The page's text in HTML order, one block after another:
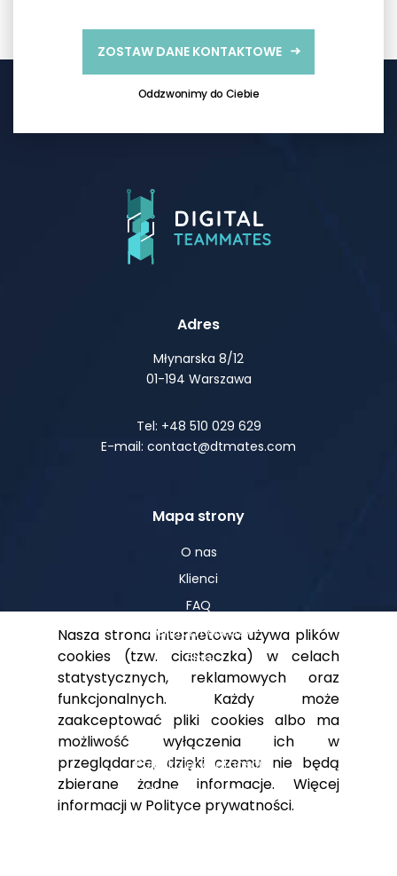
ZOSTAW DANE KONTAKTOWE
Oddzwonimy do Ciebie
Adres
Młynarska 8/12
01-194 Warszawa
Tel: +48 510 029 629
E-mail: contact@dtmates.com
Mapa strony
O nas
Klienci
FAQ
Centrum Wiedzy
Blog
Pomoc
Polityka prywatności
Dla akcjonariuszy
Kontakt
Nasza strona internetowa używa plików
cookies (tzw. ciasteczka) w celach
statystycznych, reklamowych oraz
funkcjonalnych. Każdy może
zaakceptować pliki cookies albo ma
możliwość wyłączenia ich w
przeglądarce, dzięki czemu nie będą
zbierane żadne informacje. Więcej
informacji w Polityce prywatności.